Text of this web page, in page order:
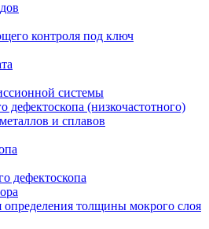
контроля под ключ
системы
дефектоскопа (низкочастотного)
и сплавов
дефектоскопа
определения толщины мокрого слоя